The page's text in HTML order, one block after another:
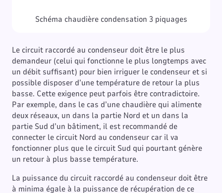
Schéma chaudière condensation 3 piquages
Le circuit raccordé au condenseur doit être le plus
demandeur (celui qui fonctionne le plus longtemps avec
un débit suffisant) pour bien irriguer le condenseur et si
possible disposer d’une température de retour la plus
basse. Cette exigence peut parfois être contradictoire.
Par exemple, dans le cas d’une chaudière qui alimente
deux réseaux, un dans la partie Nord et un dans la
partie Sud d’un bâtiment, il est recommandé de
connecter le circuit Nord au condenseur car il va
fonctionner plus que le circuit Sud qui pourtant génère
un retour à plus basse température.
La puissance du circuit raccordé au condenseur doit être
à minima égale à la puissance de récupération de ce